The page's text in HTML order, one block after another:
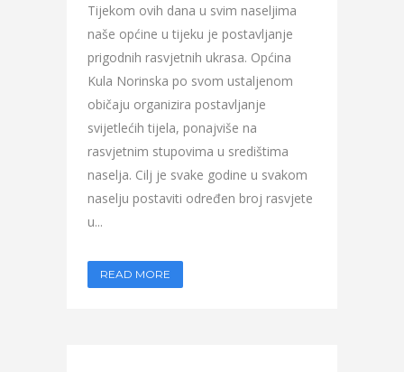
Tijekom ovih dana u svim naseljima
naše općine u tijeku je postavljanje
prigodnih rasvjetnih ukrasa. Općina
Kula Norinska po svom ustaljenom
običaju organizira postavljanje
svijetlećih tijela, ponajviše na
rasvjetnim stupovima u središtima
naselja. Cilj je svake godine u svakom
naselju postaviti određen broj rasvjete
u...
READ MORE